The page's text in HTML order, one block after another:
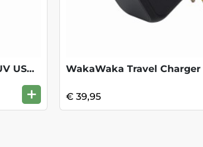
SKROSS World Adapter MUV USB - White
+
WakaWaka Travel Charger
€ 39,95